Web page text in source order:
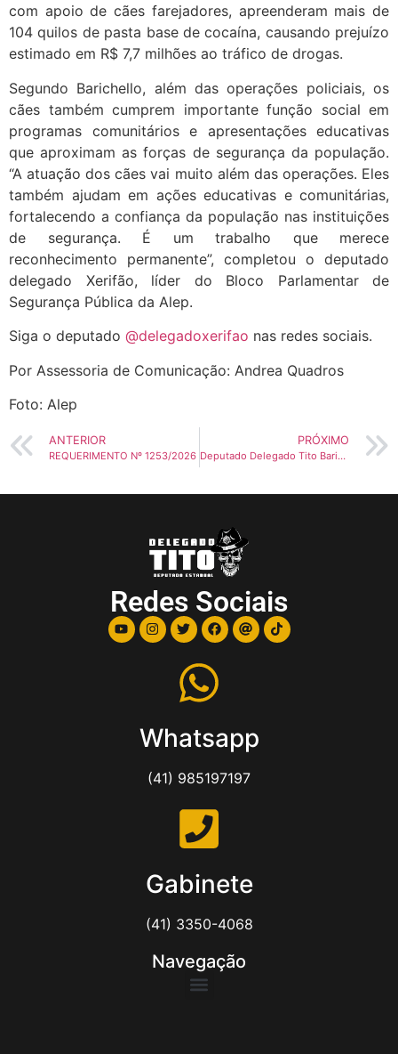
com apoio de cães farejadores, apreenderam mais de
104 quilos de pasta base de cocaína, causando prejuízo
estimado em R$ 7,7 milhões ao tráfico de drogas.
Segundo Barichello, além das operações policiais, os
cães também cumprem importante função social em
programas comunitários e apresentações educativas
que aproximam as forças de segurança da população.
“A atuação dos cães vai muito além das operações. Eles
também ajudam em ações educativas e comunitárias,
fortalecendo a confiança da população nas instituições
de segurança. É um trabalho que merece
reconhecimento permanente”, completou o deputado
delegado Xerifão, líder do Bloco Parlamentar de
Segurança Pública da Alep.
Siga o deputado @delegadoxerifao nas redes sociais.
Por Assessoria de Comunicação: Andrea Quadros
Foto: Alep
ANTERIOR
REQUERIMENTO Nº 1253/2026
PRÓXIMO
Deputado Delegado Tito Barichello faz reflexão sobre o combate ao abuso e à exploração sexual de crianças e adolescentes neste 18 de Maio
Redes Sociais
Whatsapp
(41) 985197197
Gabinete
(41) 3350-4068
Navegação